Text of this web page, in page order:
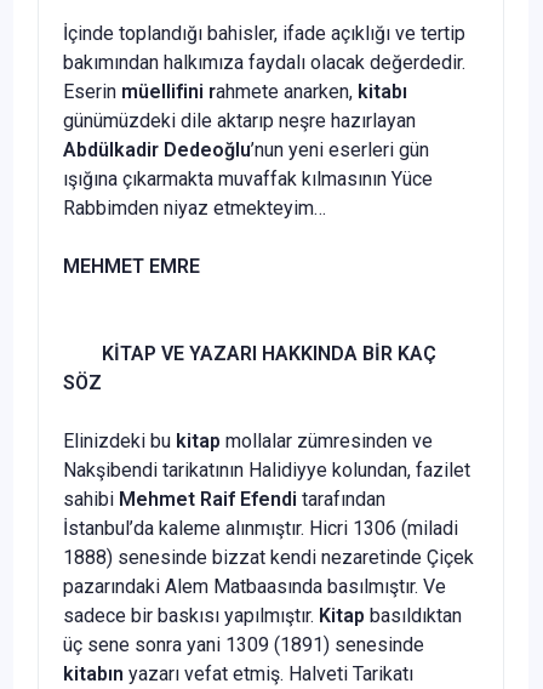
İçinde toplandığı bahisler, ifade açıklığı ve tertip
bakımından halkımıza faydalı olacak değerdedir.
Eserin müellifini rahmete anarken, kitabı
günümüzdeki dile aktarıp neşre hazırlayan
Abdülkadir Dedeoğlu’nun yeni eserleri gün
ışığına çıkarmakta muvaffak kılmasının Yüce
Rabbimden niyaz etmekteyim…
MEHMET EMRE
KİTAP VE YAZARI HAKKINDA BİR KAÇ
SÖZ
Elinizdeki bu kitap mollalar zümresinden ve
Nakşibendi tarikatının Halidiyye kolundan, fazilet
sahibi Mehmet Raif Efendi tarafından
İstanbul’da kaleme alınmıştır. Hicri 1306 (miladi
1888) senesinde bizzat kendi nezaretinde Çiçek
pazarındaki Alem Matbaasında basılmıştır. Ve
sadece bir baskısı yapılmıştır. Kitap basıldıktan
üç sene sonra yani 1309 (1891) senesinde
kitabın yazarı vefat etmiş. Halveti Tarikatı